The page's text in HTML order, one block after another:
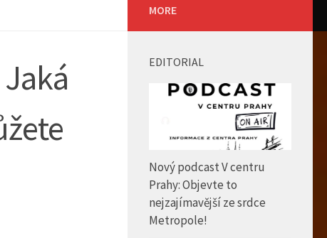
MORE
EDITORIAL
Nový podcast V centru
Prahy: Objevte to
nejzajímavější ze srdce
Metropole!